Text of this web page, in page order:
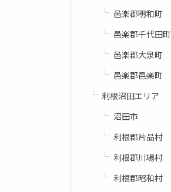
邑楽郡明和町
邑楽郡千代田町
邑楽郡大泉町
邑楽郡邑楽町
利根沼田エリア
沼田市
利根郡片品村
利根郡川場村
利根郡昭和村